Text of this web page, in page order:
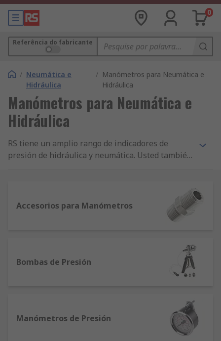
0
Referência do fabricante
/ Neumática e
Hidráulica
/ Manómetros para Neumática e
Hidráulica
Manómetros para Neumática e
Hidráulica
RS tiene un amplio rango de indicadores de
presión de hidráulica y neumática. Usted también
Accesorios para Manómetros
Bombas de Presión
Manómetros de Presión